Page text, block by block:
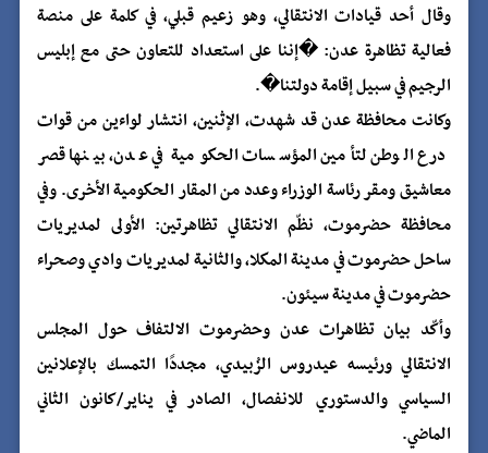
وقال أحد قيادات الانتقالي، وهو زعيم قبلي، في كلمة على منصة
فعالية تظاهرة عدن: �إننا على استعداد للتعاون حتى مع إبليس
الرجيم في سبيل إقامة دولتنا�.
وكانت محافظة عدن قد شهدت، الإثنين، انتشار لواءين من قوات
درع الوطن لتأمين المؤسسات الحكومية في عدن، بينها قصر
معاشيق ومقر رئاسة الوزراء وعدد من المقار الحكومية الأخرى. وفي
محافظة حضرموت، نظّم الانتقالي تظاهرتين: الأولى لمديريات
ساحل حضرموت في مدينة المكلا، والثانية لمديريات وادي وصحراء
حضرموت في مدينة سيئون.
وأكّد بيان تظاهرات عدن وحضرموت الالتفاف حول المجلس
الانتقالي ورئيسه عيدروس الزُبيدي، مجددًا التمسك بالإعلانين
السياسي والدستوري للانفصال، الصادر في يناير/كانون الثاني
الماضي.